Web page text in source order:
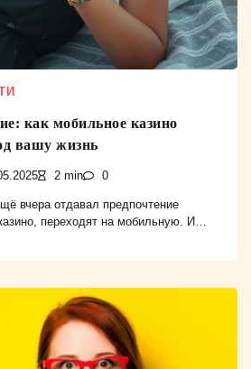
как мобильное казино
вашу жизнь
2 min 0
вчера отдавал предпочтение
переходят на мобильную. И…